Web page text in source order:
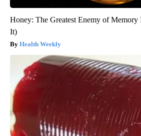
Honey: The Greatest Enemy of Memory
It)
Health Weekly